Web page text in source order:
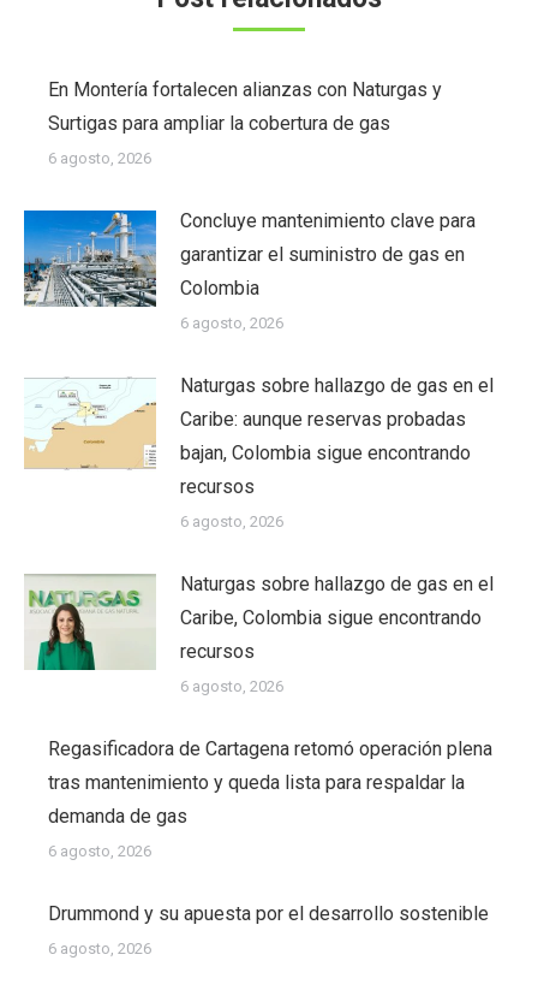
En Montería fortalecen alianzas con Naturgas y
Surtigas para ampliar la cobertura de gas
6 agosto, 2026
Concluye mantenimiento clave para
garantizar el suministro de gas en
Colombia
6 agosto, 2026
Naturgas sobre hallazgo de gas en el
Caribe: aunque reservas probadas
bajan, Colombia sigue encontrando
recursos
6 agosto, 2026
Naturgas sobre hallazgo de gas en el
Caribe, Colombia sigue encontrando
recursos
6 agosto, 2026
Regasificadora de Cartagena retomó operación plena
tras mantenimiento y queda lista para respaldar la
demanda de gas
6 agosto, 2026
Drummond y su apuesta por el desarrollo sostenible
6 agosto, 2026